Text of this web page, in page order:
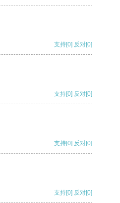
支持[0] 反对[0]
支持[0] 反对[0]
支持[0] 反对[0]
支持[0] 反对[0]